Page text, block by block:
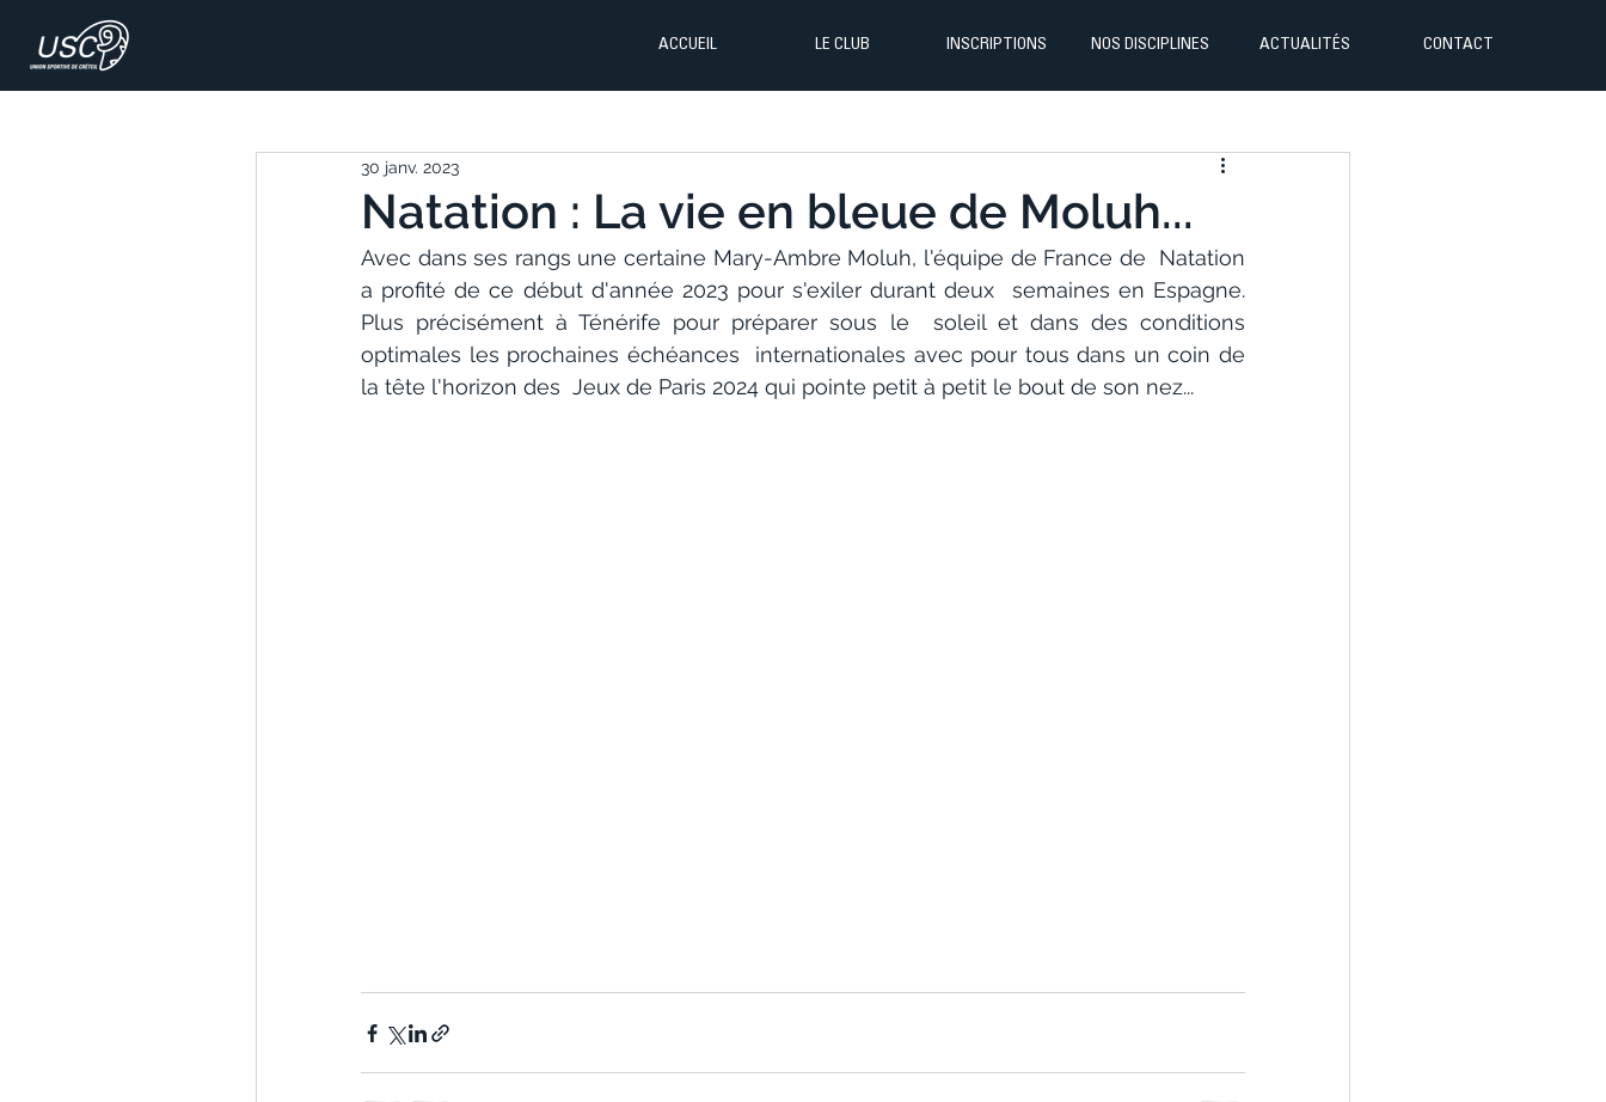
ACCUEIL LE CLUB INSCRIPTIONS NOS DISCIPLINES ACTUALITÉS CONTACT
Natation : La vie en bleue de Moluh...
30 janv. 2023
Avec dans ses rangs une certaine Mary-Ambre Moluh, l'équipe de France de  Natation
a profité de ce début d'année 2023 pour s'exiler durant deux  semaines en Espagne.
Plus précisément à Ténérife pour préparer sous le  soleil et dans des conditions
optimales les prochaines échéances  internationales avec pour tous dans un coin de
la tête l'horizon des  Jeux de Paris 2024 qui pointe petit à petit le bout de son nez...